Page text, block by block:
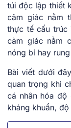
túi độc lập thiết
cảm giác nằm
thực tế cấu trúc
cảm giác nằm
nóng bí hay
Bài viết dưới
quan trọng khi
cá nhân hóa độ
kháng khuẩn,